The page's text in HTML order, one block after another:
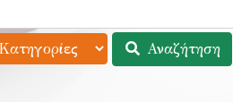
Αναζήτηση